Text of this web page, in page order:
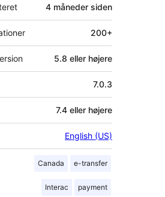
4 måneder siden
200+
5.8 eller højere
7.0.3
7.4 eller højere
English (US)
Canada e-transfer
Interac payment